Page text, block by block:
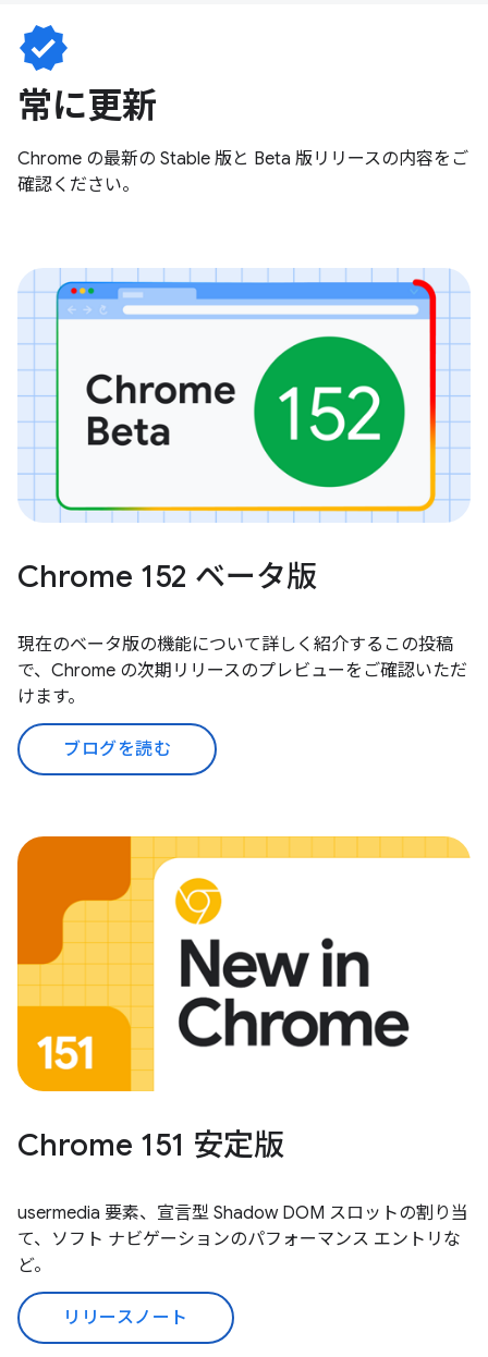
verified
常に更新
Chrome の最新の Stable 版と Beta 版リリースの内容をご
確認ください。
Chrome 152 ベータ版
現在のベータ版の機能について詳しく紹介するこの投稿
で、Chrome の次期リリースのプレビューをご確認いただ
けます。
ブログを読む
Chrome 151 安定版
usermedia 要素、宣言型 Shadow DOM スロットの割り当
て、ソフト ナビゲーションのパフォーマンス エントリな
ど。
リリースノート